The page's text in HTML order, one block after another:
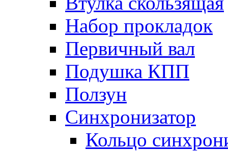
Набор прокладок
Первичный вал
Подушка КПП
Ползун
Синхронизатор
Кольцо